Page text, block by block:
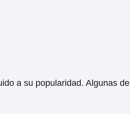
a su popularidad. Algunas de